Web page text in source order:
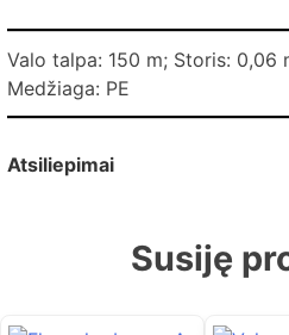
Valo talpa: 150 m; Storis: 0,06
Medžiaga: PE
Atsiliepimai
Susiję